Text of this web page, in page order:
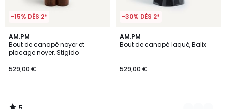
-15% DÈS 2*
AM.PM
Bout de canapé noyer et
placage noyer, Stigido
529,00 €
5
/
5
-30% DÈS 2*
AM.PM
Bout de canapé laqué, Balix
529,00 €
2
Couleurs